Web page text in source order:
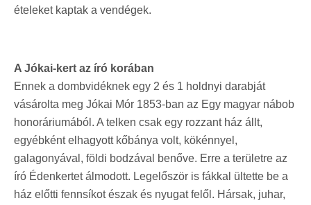
ételeket kaptak a vendégek.
A Jókai-kert az író korában
Ennek a dombvidéknek egy 2 és 1 holdnyi darabját
vásárolta meg Jókai Mór 1853-ban az Egy magyar nábob
honoráriumából. A telken csak egy rozzant ház állt,
egyébként elhagyott kőbánya volt, kökénnyel,
galagonyával, földi bodzával benőve. Erre a területre az
író Édenkertet álmodott. Legelőször is fákkal ültette be a
ház előtti fennsíkot észak és nyugat felől. Hársak, juhar,